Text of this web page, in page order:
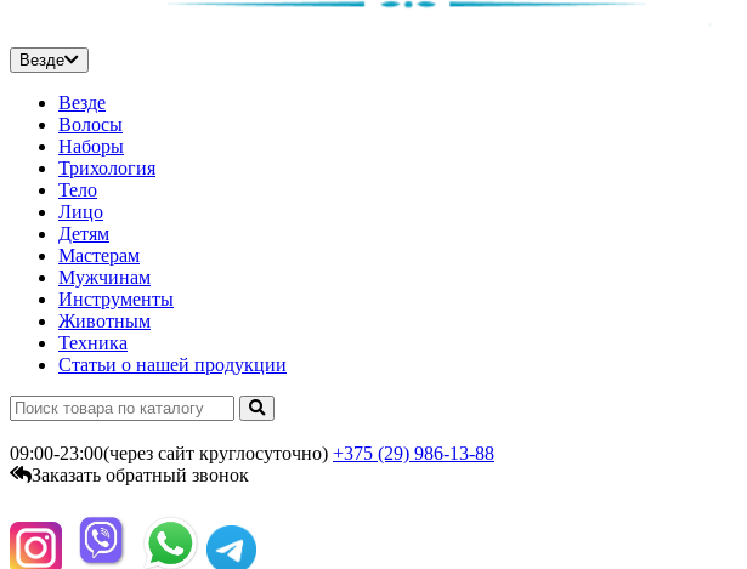
Везде
Везде
Волосы
Наборы
Трихология
Тело
Лицо
Детям
Мастерам
Мужчинам
Инструменты
Животным
Техника
Статьи о нашей продукции
09:00-23:00(через сайт круглосуточно) +375 (29) 986-13-88
Заказать обратный звонок